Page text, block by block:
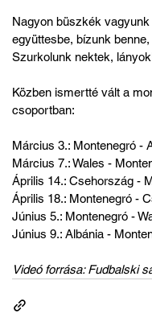
Nagyon büszkék
együttesbe, bízunk
Szurkolunk nektek,
Közben ismertté vált a
csoportban:
Március 3.: Montenegró -
Március 7.: Wales -
Április 14.: Csehország -
Április 18.: Montenegró -
Június 5.: Montenegró -
Június 9.: Albánia -
Videó forrása: Fudbalski